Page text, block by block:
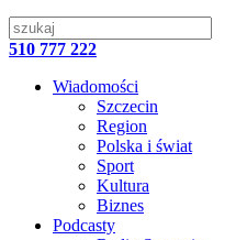
510 777 222
Wiadomości
Szczecin
Region
Polska i świat
Sport
Kultura
Biznes
Podcasty